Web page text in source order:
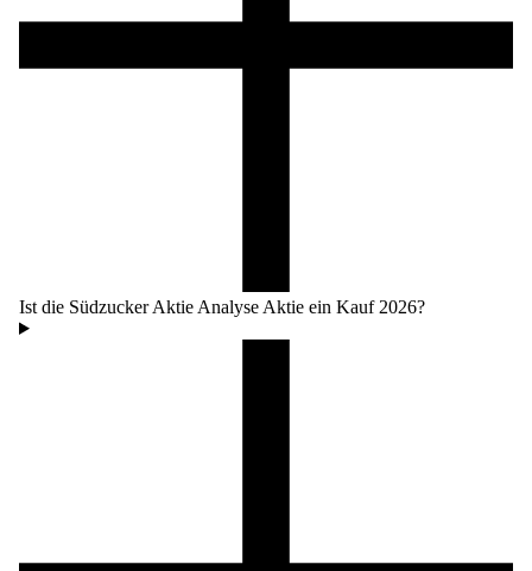
Ist die Südzucker Aktie Analyse Aktie ein Kauf 2026?